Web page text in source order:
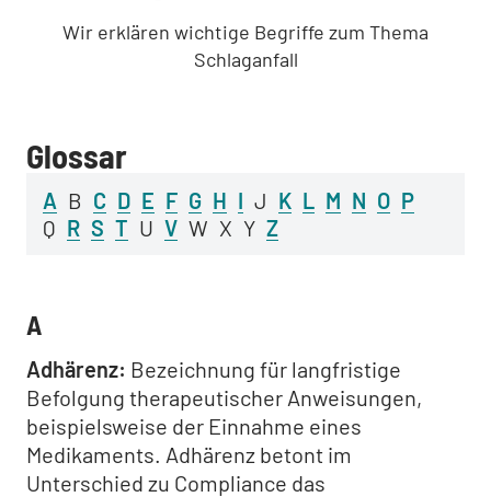
Wir erklären wichtige Begriffe zum Thema
Schlaganfall
Glossar
A B C D E F G H I J K L M N O P
Q R S T U V W X Y Z
A
Adhärenz Bezeichnung für langfristige
Befolgung therapeutischer Anweisungen,
beispielsweise der Einnahme eines
Medikaments. Adhärenz betont im
Unterschied zu Compliance das